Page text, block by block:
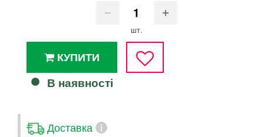
шт.
КУПИТИ
В наявності
Доставка i